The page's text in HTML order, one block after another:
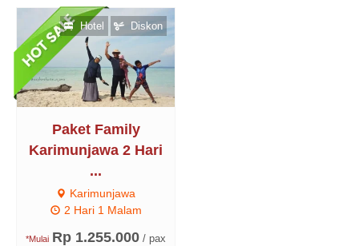
Paket Family
Karimunjawa 2 Hari
...
Karimunjawa
2 Hari 1 Malam
*Mulai Rp 1.255.000 / pax
Hotel Diskon